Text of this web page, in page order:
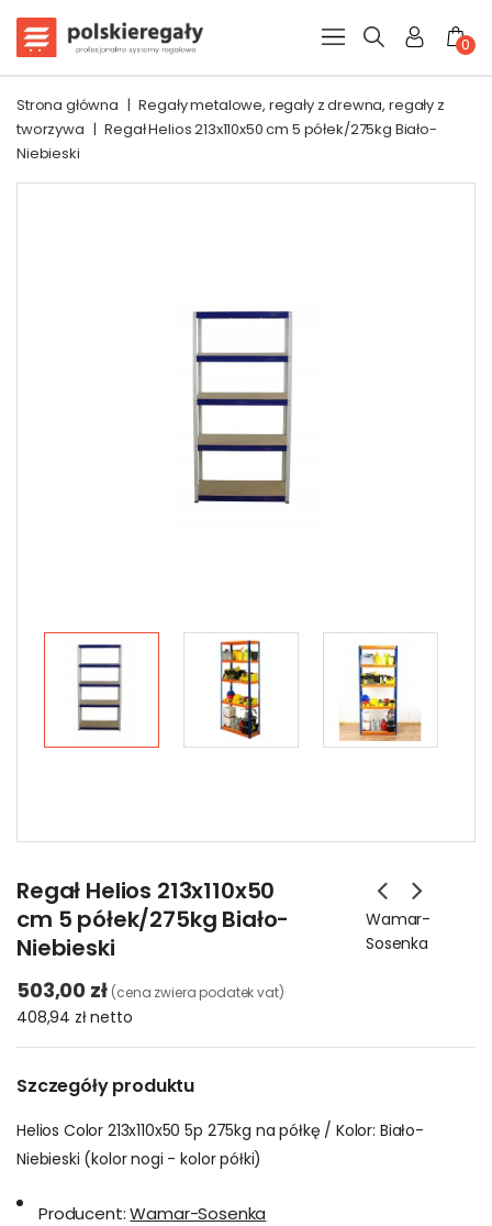
0
Strona główna | Regały metalowe, regały z drewna, regały z
tworzywa | Regał Helios 213x110x50 cm 5 półek/275kg Biało-
Niebieski
Regał Helios 213x110x50
cm 5 półek/275kg Biało-
Niebieski
Wamar-
Sosenka
503,00 zł (cena zwiera podatek vat)
408,94 złnetto
Szczegóły produktu
Helios Color 213x110x50 5p 275kg na półkę / Kolor: Biało-
Niebieski (kolor nogi - kolor półki)
Producent: Wamar-Sosenka